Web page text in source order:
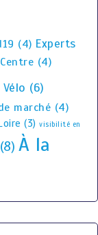
(4) Experts
(4)
(6)
marché (4)
(3) visibilité en
(8) À la